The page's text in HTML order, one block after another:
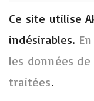
Ce site utilise
indésirables.
les données
traitées.